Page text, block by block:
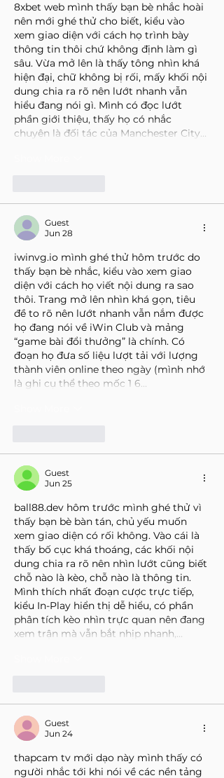
8xbet web mình thấy bạn bè nhắc hoài
nên mới ghé thử cho biết, kiểu vào
xem giao diện với cách họ trình bày
thông tin thôi chứ không định làm gì
sâu. Vừa mở lên là thấy tông nhìn khá
hiện đại, chữ không bị rối, mấy khối nội
dung chia ra rõ nên lướt nhanh vẫn
hiểu đang nói gì. Mình có đọc lướt
phần giới thiệu, thấy họ có nhắc
chuyện là đối tác của Manchester City…
Guest
Jun 28
iwinvg.io mình ghé thử hôm trước do
thấy bạn bè nhắc, kiểu vào xem giao
diện với cách họ viết nội dung ra sao
thôi. Trang mở lên nhìn khá gọn, tiêu
đề to rõ nên lướt nhanh vẫn nắm được
họ đang nói về iWin Club và mảng
“game bài đổi thưởng” là chính. Có
đoạn họ đưa số liệu lượt tải với lượng
thành viên online theo ngày (mình nhớ
là ghi cụ thể theo mốc 1 6…
Guest
Jun 25
ball88.dev hôm trước mình ghé thử vì
thấy bạn bè bàn tán, chủ yếu muốn
xem giao diện có rối không. Vào cái là
thấy bố cục khá thoáng, các khối nội
dung chia ra rõ nên nhìn lướt cũng biết
chỗ nào là kèo, chỗ nào là thông tin.
Mình thích nhất đoạn cược trực tiếp,
kiểu In-Play hiển thị dễ hiểu, có phần
phân tích kèo nhìn trực quan nên đang
xem trận mà vẫn bắt nhịp nhanh,…
Guest
Jun 24
thapcam tv mới dạo này mình thấy có
người nhắc tới khi nói về các nền tảng